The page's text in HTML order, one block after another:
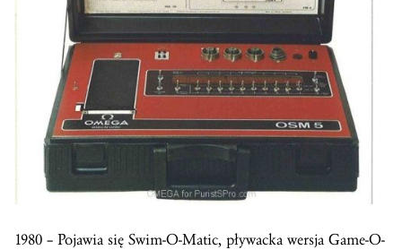
1980 – Pojawia się Swim-O-Matic, pływacka wersja Game-O-